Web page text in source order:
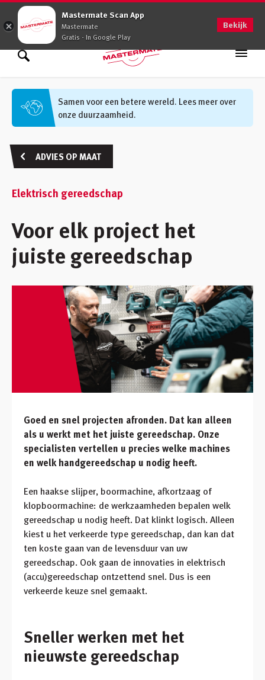
Mastermate Scan App
Mastermate
Gratis - In Google Play
Bekijk
0900 - 0509
Assortiment
Oplossingen
Advies op maat
Vakkennis
Werken bij
Vestigingen(48)
Klantenservice
Winkelmandje
Klant worden
Zoek binnen assortiment
Zoek informatie
Samen voor een betere wereld. Lees meer over
onze duurzaamheid.
ADVIES OP MAAT
Elektrisch gereedschap
Voor elk project het
juiste gereedschap
Goed en snel projecten afronden. Dat kan alleen
als u werkt met het juiste gereedschap. Onze
specialisten vertellen u precies welke machines
en welk handgereedschap u nodig heeft.
Een haakse slijper, boormachine, afkortzaag of
klopboormachine: de werkzaamheden bepalen welk
gereedschap u nodig heeft. Dat klinkt logisch. Alleen
kiest u het verkeerde type gereedschap, dan kan dat
ten koste gaan van de levensduur van uw
gereedschap. Ook gaan de innovaties in elektrisch
(accu)gereedschap ontzettend snel. Dus is een
verkeerde keuze snel gemaakt.
Sneller werken met het
nieuwste gereedschap